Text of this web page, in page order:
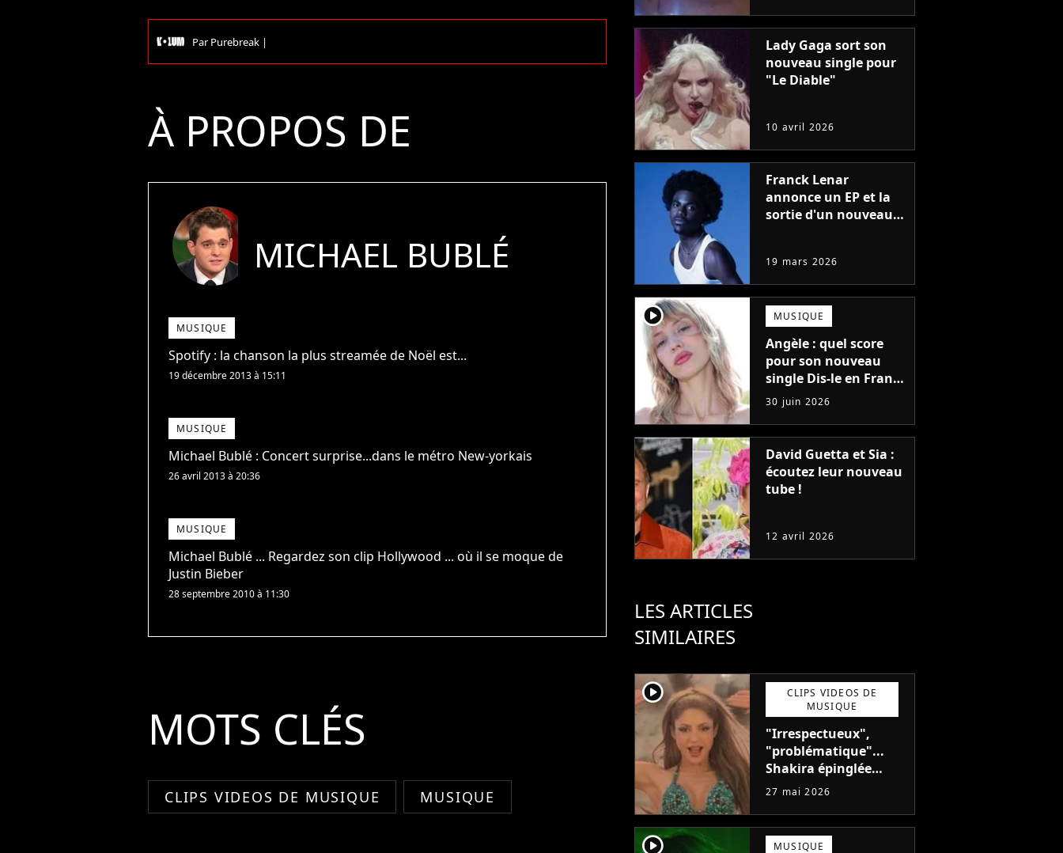
ParPurebreak |
À PROPOS DE
MICHAEL BUBLÉ
MUSIQUE
Spotify : la chanson la plus streamée de Noël est...
19 décembre 2013 à 15:11
MUSIQUE
Michael Bublé : Concert surprise...dans le métro New-yorkais
26 avril 2013 à 20:36
MUSIQUE
Michael Bublé ... Regardez son clip Hollywood ... où il se moque de
Justin Bieber
28 septembre 2010 à 11:30
MOTS CLÉS
CLIPS VIDEOS DE MUSIQUE MUSIQUE
mieux gardés
d'Hollywood
Lady Gaga sort son
nouveau single pour
"Le Diable"
10 avril 2026
Franck Lenar
annonce un EP et la
sortie d'un nouveau
19 mars 2026
player2 MUSIQUE
Angèle : quel score
pour son nouveau
single Dis-le en France
? Plus fort que What
You Want ?
30 juin 2026
David Guetta et Sia :
écoutez leur nouveau
tube !
12 avril 2026
LES ARTICLES
SIMILAIRES
player2
CLIPS VIDEOS DE
MUSIQUE
"Irrespectueux",
"problématique"...
Shakira épinglée
après son clip pour la
27 mai 2026
player2 MUSIQUE